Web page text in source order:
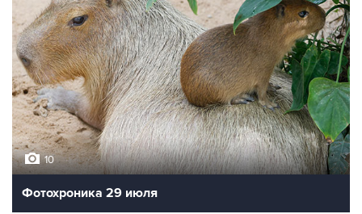
10
Фотохроника 29 июля